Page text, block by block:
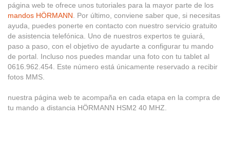
página web te ofrece unos tutoriales para la mayor parte de los
mandos HÖRMANN. Por último, conviene saber que, si necesitas
ayuda, puedes ponerte en contacto con nuestro servicio gratuito
de asistencia telefónica. Uno de nuestros expertos te guiará,
paso a paso, con el objetivo de ayudarte a configurar tu mando
de portal. Incluso nos puedes mandar una foto con tu tablet al
0616.962.454. Este número está únicamente reservado a recibir
fotos MMS.
nuestra página web te acompaña en cada etapa en la compra de
tu mando a distancia HÖRMANN HSM2 40 MHZ.